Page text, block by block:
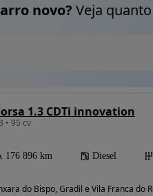
novo? Veja quanto
1.3 CDTi innovation
• 95 cv
176 896 km Diesel
do Bispo, Gradil e Vila Franca do